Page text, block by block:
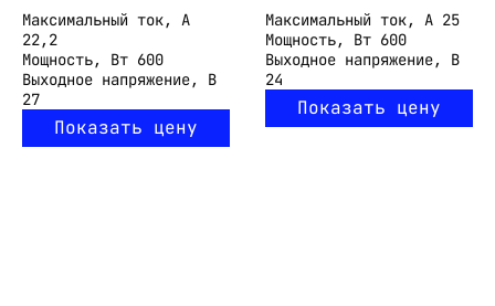
Максимальный ток, А
22,2
Мощность, Вт 600
Выходное напряжение, В
27
Показать цену
Максимальный ток, А 25
Мощность, Вт 600
Выходное напряжение, В
24
Показать цену